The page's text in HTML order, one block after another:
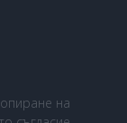
на